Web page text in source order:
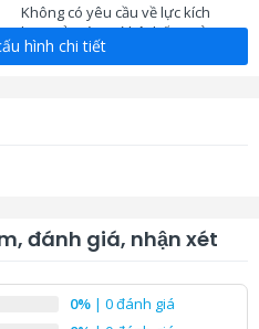
Không có yêu cầu về lực kích
hoạt cảm ứng vì hệ thống sử
dụng công nghệ cảm ứng hồng
ngoại
Móc treo tường (tích hợp theo
Cáp USB mở rộng: 7.5m, Bút
bảng tương tác không mực: 2
hình chi tiết
đánh giá, nhận xét
0%| 0 đánh giá